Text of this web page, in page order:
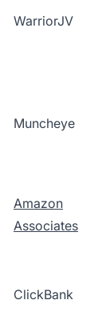
WarriorJV
Muncheye
Amazon
Associates
ClickBank